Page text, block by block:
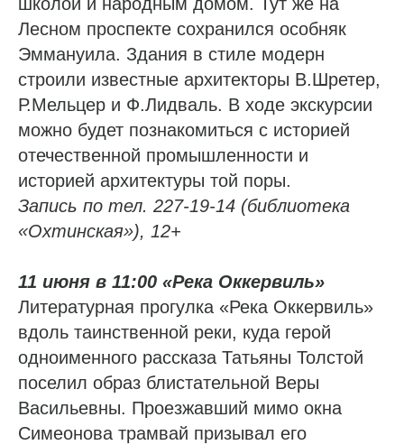
Лесном проспекте сохранился особняк
Эммануила. Здания в стиле модерн
строили известные архитекторы В.Шретер,
Р.Мельцер и Ф.Лидваль. В ходе экскурсии
можно будет познакомиться с историей
отечественной промышленности и
историей архитектуры той поры.
Запись по тел. 227-19-14 (библиотека
«Охтинская»), 12+
11 июня в 11:00 «Река Оккервиль»
Литературная прогулка «Река Оккервиль»
вдоль таинственной реки, куда герой
одноименного рассказа Татьяны Толстой
поселил образ блистательной Веры
Васильевны. Проезжавший мимо окна
Симеонова трамвай призывал его